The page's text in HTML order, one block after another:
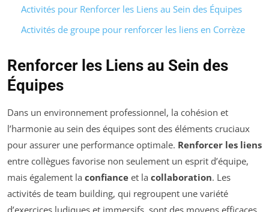
Activités pour Renforcer les Liens au Sein des Équipes
Activités de groupe pour renforcer les liens en Corrèze
Renforcer les Liens au Sein des
Équipes
Dans un environnement professionnel, la cohésion et
l’harmonie au sein des équipes sont des éléments cruciaux
pour assurer une performance optimale. Renforcer les liens
entre collègues favorise non seulement un esprit d’équipe,
mais également la confiance et la collaboration. Les
activités de team building, qui regroupent une variété